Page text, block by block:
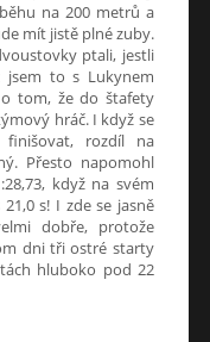
na 200 metrů a
mít jistě plné zuby.
ptali, jestli
jsem to s Lukynem
o tom, že do štafety
hráč. I když se
rozdíl na
Přesto napomohl
když na svém
s! I zde se jasně
dobře, protože
dni tři ostré starty
hluboko pod 22